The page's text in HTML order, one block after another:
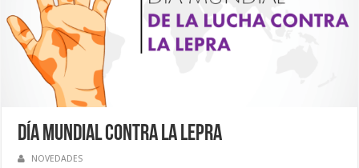
Día Mundial contra la Lepra
NOVEDADES